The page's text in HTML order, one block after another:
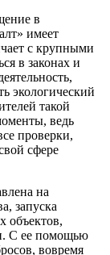
в
имеет
с крупными
в законах и
экологический
такой
ведь
проверки,
сфере
на
запуска
объектов,
С ее помощью
вовремя